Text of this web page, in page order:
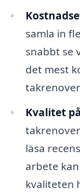
samla in
snabbt se
det mest
Kvalitet
läsa
arbete
kvaliteten